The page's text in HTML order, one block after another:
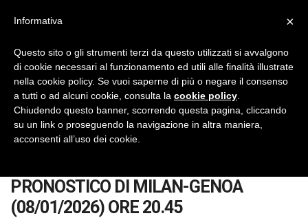
No Thanks INSTALL
PRONOSTICO DI MILAN-GENOA
(08/01/2026) ORE 20.45
×
Informativa
Questo sito o gli strumenti terzi da questo utilizzati si avvalgono
di cookie necessari al funzionamento ed utili alle finalità illustrate
nella cookie policy. Se vuoi saperne di più o negare il consenso
a tutti o ad alcuni cookie, consulta la cookie policy
Chiudendo questo banner, scorrendo questa pagina, cliccando
su un link o proseguendo la navigazione in altra maniera,
acconsenti all’uso dei cookie.